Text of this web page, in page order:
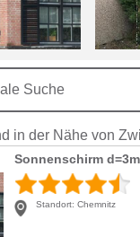
Suche
in der Nähe von
Sonnenschirm
Standort: Chemnitz